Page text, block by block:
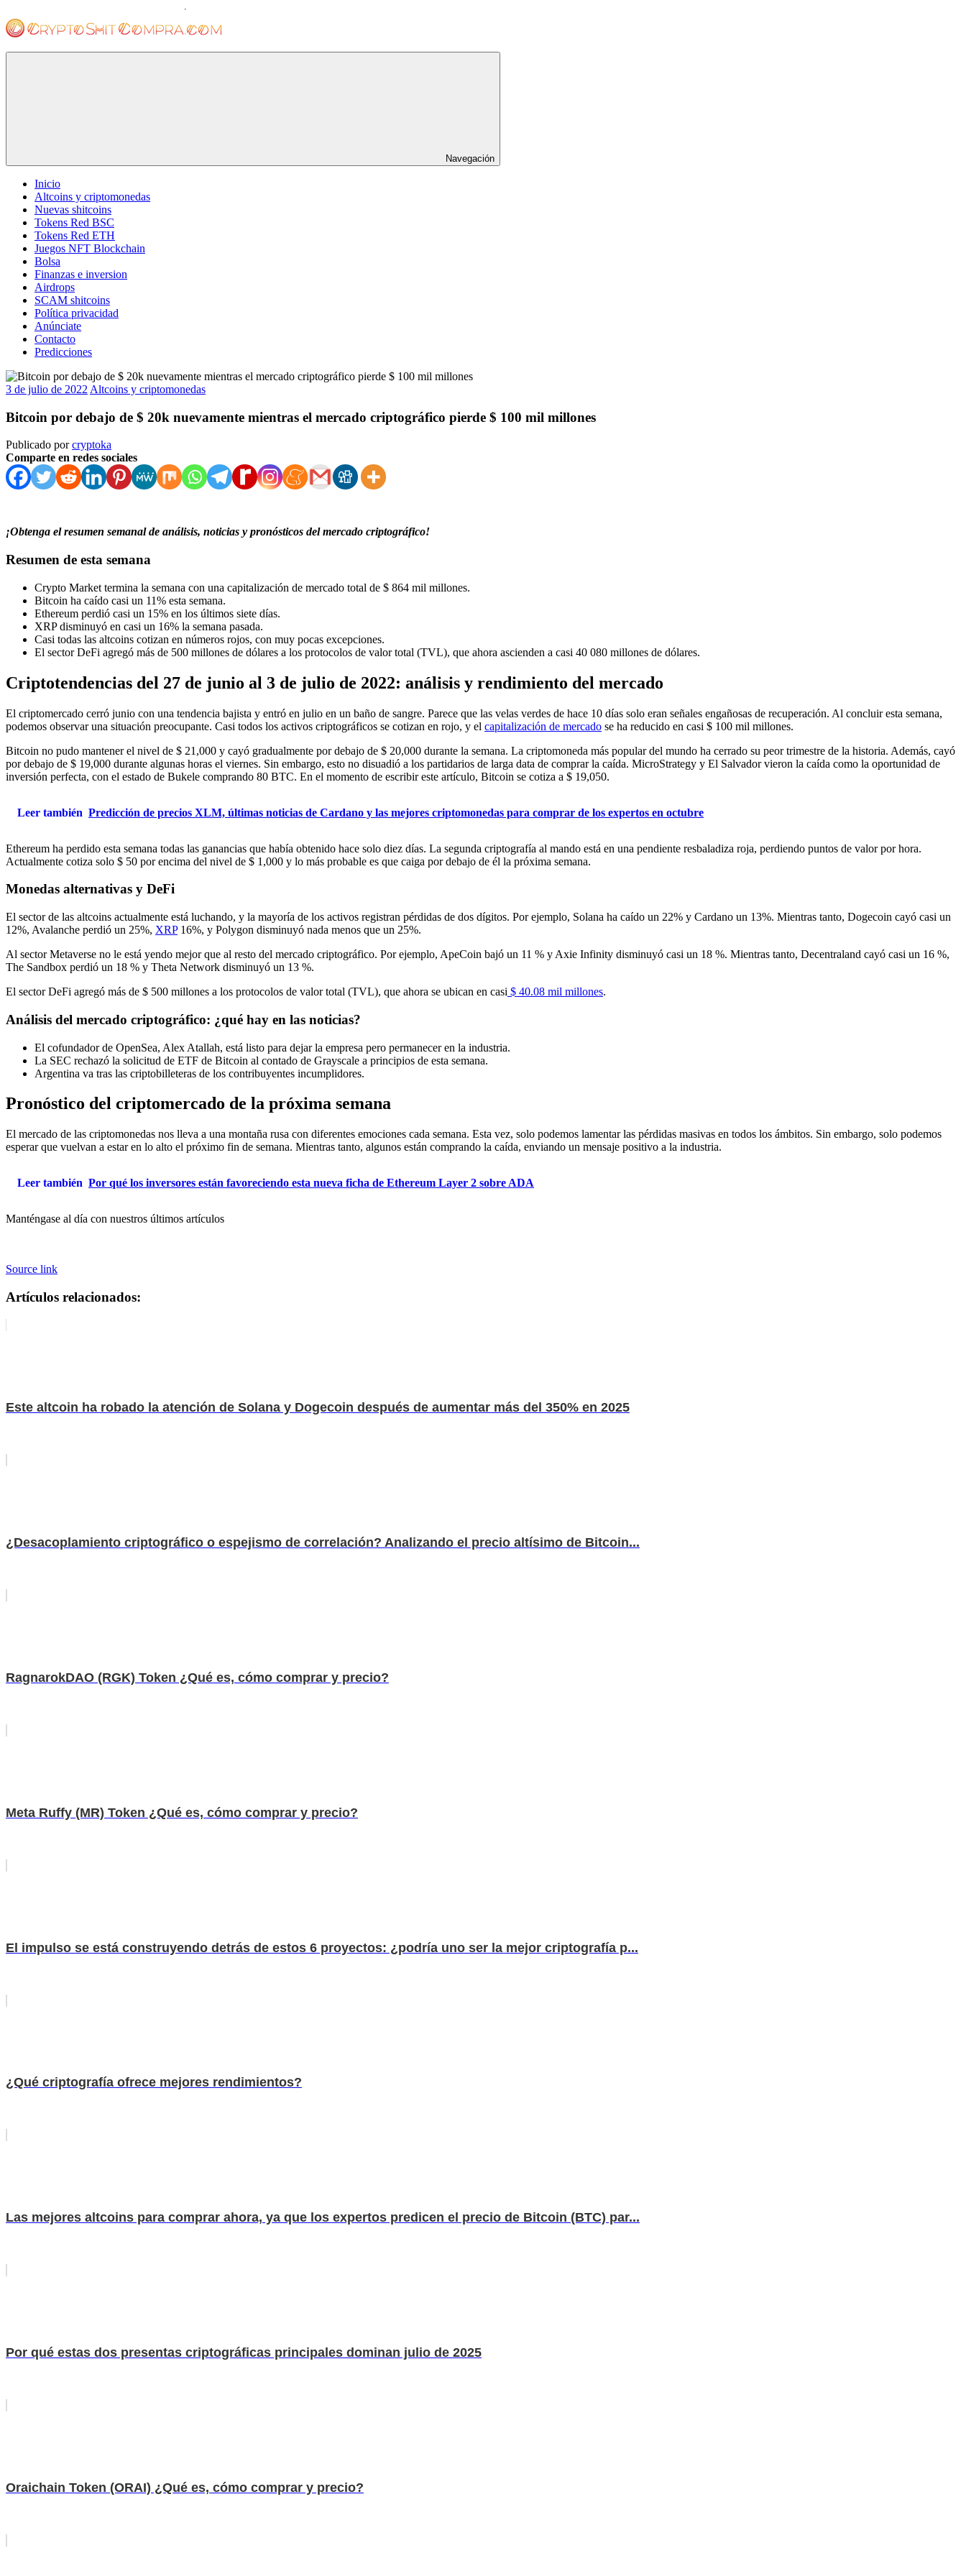
al
contenido
Navegación
Inicio
Altcoins y criptomonedas
Nuevas shitcoins
Tokens Red BSC
Tokens Red ETH
Juegos NFT Blockchain
Bolsa
Finanzas e inversion
Airdrops
SCAM shitcoins
Política privacidad
Anúnciate
Contacto
Predicciones
3 de julio de 2022 Altcoins y criptomonedas
Bitcoin por debajo de $ 20k nuevamente mientras el mercado criptográfico pierde $ 100 mil millones
Publicado porcryptoka
Comparte en redes sociales
¡Obtenga el resumen semanal de análisis, noticias y pronósticos del mercado criptográfico!
Resumen de esta semana
Crypto Market termina la semana con una capitalización de mercado total de $ 864 mil millones.
Bitcoin ha caído casi un 11% esta semana.
Ethereum perdió casi un 15% en los últimos siete días.
XRP disminuyó en casi un 16% la semana pasada.
Casi todas las altcoins cotizan en números rojos, con muy pocas excepciones.
El sector DeFi agregó más de 500 millones de dólares a los protocolos de valor total (TVL), que ahora ascienden a casi 40 080 millones de dólares.
Criptotendencias del 27 de junio al 3 de julio de 2022: análisis y rendimiento del mercado
El criptomercado cerró junio con una tendencia bajista y entró en julio en un baño de sangre. Parece que las velas verdes de hace 10 días solo eran señales engañosas de recuperación. Al concluir esta semana,
podemos observar una situación preocupante. Casi todos los activos criptográficos se cotizan en rojo, y el capitalización de mercado se ha reducido en casi $ 100 mil millones.
Bitcoin no pudo mantener el nivel de $ 21,000 y cayó gradualmente por debajo de $ 20,000 durante la semana. La criptomoneda más popular del mundo ha cerrado su peor trimestre de la historia. Además, cayó
por debajo de $ 19,000 durante algunas horas el viernes. Sin embargo, esto no disuadió a los partidarios de larga data de comprar la caída. MicroStrategy y El Salvador vieron la caída como la oportunidad de
inversión perfecta, con el estado de Bukele comprando 80 BTC. En el momento de escribir este artículo, Bitcoin se cotiza a $ 19,050.
Leer también Predicción de precios XLM, últimas noticias de Cardano y las mejores criptomonedas para comprar de los expertos en octubre
Ethereum ha perdido esta semana todas las ganancias que había obtenido hace solo diez días. La segunda criptografía al mando está en una pendiente resbaladiza roja, perdiendo puntos de valor por hora.
Actualmente cotiza solo $ 50 por encima del nivel de $ 1,000 y lo más probable es que caiga por debajo de él la próxima semana.
Monedas alternativas y DeFi
El sector de las altcoins actualmente está luchando, y la mayoría de los activos registran pérdidas de dos dígitos. Por ejemplo, Solana ha caído un 22% y Cardano un 13%. Mientras tanto, Dogecoin cayó casi un
12%, Avalanche perdió un 25%, XRP16%, y Polygon disminuyó nada menos que un 25%.
Al sector Metaverse no le está yendo mejor que al resto del mercado criptográfico. Por ejemplo, ApeCoin bajó un 11 % y Axie Infinity disminuyó casi un 18 %. Mientras tanto, Decentraland cayó casi un 16 %,
The Sandbox perdió un 18 % y Theta Network disminuyó un 13 %.
El sector DeFi agregó más de $ 500 millones a los protocolos de valor total (TVL), que ahora se ubican en casi $ 40.08 mil millones.
Análisis del mercado criptográfico: ¿qué hay en las noticias?
El cofundador de OpenSea, Alex Atallah, está listo para dejar la empresa pero permanecer en la industria.
La SEC rechazó la solicitud de ETF de Bitcoin al contado de Grayscale a principios de esta semana.
Argentina va tras las criptobilleteras de los contribuyentes incumplidores.
Pronóstico del criptomercado de la próxima semana
El mercado de las criptomonedas nos lleva a una montaña rusa con diferentes emociones cada semana. Esta vez, solo podemos lamentar las pérdidas masivas en todos los ámbitos. Sin embargo, solo podemos
esperar que vuelvan a estar en lo alto el próximo fin de semana. Mientras tanto, algunos están comprando la caída, enviando un mensaje positivo a la industria.
Leer también Por qué los inversores están favoreciendo esta nueva ficha de Ethereum Layer 2 sobre ADA
Manténgase al día con nuestros últimos artículos
Source link
Artículos relacionados:
Este altcoin ha robado la atención de Solana y Dogecoin después de aumentar más del 350% en 2025
¿Desacoplamiento criptográfico o espejismo de correlación? Analizando el precio altísimo de Bitcoin...
RagnarokDAO (RGK) Token ¿Qué es, cómo comprar y precio?
Meta Ruffy (MR) Token ¿Qué es, cómo comprar y precio?
El impulso se está construyendo detrás de estos 6 proyectos: ¿podría uno ser la mejor criptografía p...
¿Qué criptografía ofrece mejores rendimientos?
Las mejores altcoins para comprar ahora, ya que los expertos predicen el precio de Bitcoin (BTC) par...
Por qué estas dos presentas criptográficas principales dominan julio de 2025
Oraichain Token (ORAI) ¿Qué es, cómo comprar y precio?